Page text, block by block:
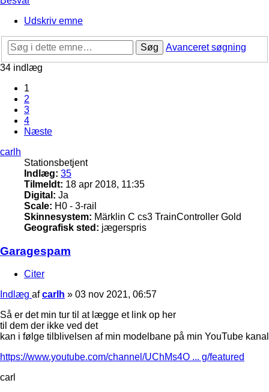
Udskriv emne
Søg
Avanceret søgning
34 indlæg
1
2
3
4
Næste
carlh
Stationsbetjent
Indlæg: 35
Tilmeldt: 18 apr 2018, 11:35
Digital: Ja
Scale: H0 - 3-rail
Skinnesystem: Märklin C cs3 TrainController Gold
Geografisk sted: jægerspris
Garagespam
Citer
Indlæg afcarlh » 03 nov 2021, 06:57
Så er det min tur til at lægge et link op her
til dem der ikke ved det
kan i følge tilblivelsen af min modelbane på min YouTube kanal
https://www.youtube.com/channel/UChMs4O ... g/featured
carl